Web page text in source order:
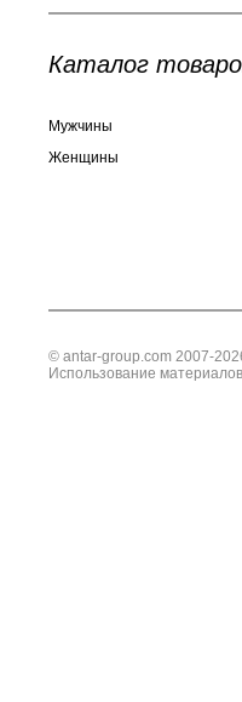
Каталог
Мужчины
Женщины
© antar-group.com 2007-
Использование